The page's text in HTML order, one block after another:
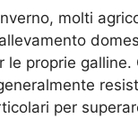
molti
le proprie galline.
per